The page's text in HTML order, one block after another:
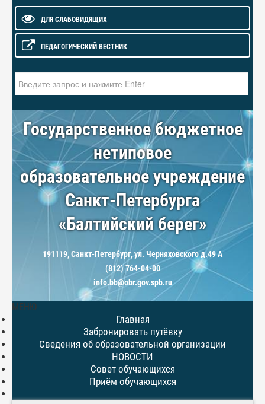
ДЛЯ СЛАБОВИДЯЩИХ
ПЕДАГОГИЧЕСКИЙ ВЕСТНИК
Государственное бюджетное
нетиповое
образовательное учреждение
Санкт-Петербурга
«Балтийский берег»
191119, Санкт-Петербург, ул. Черняховского д.49 А
(812) 764-04-00
info.bb@obr.gov.spb.ru
МЕНЮ
Главная
Забронировать путёвку
Сведения об образовательной организации
НОВОСТИ
Совет обучающихся
Приём обучающихся